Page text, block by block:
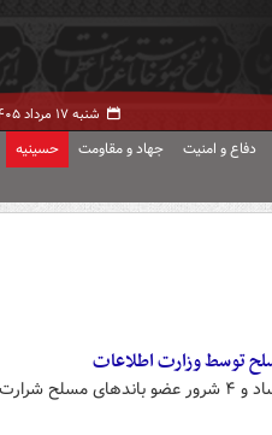
شنبه ۱۷ مرداد ۱۴۰۵ -
دفاع و امنیت جهاد و مقاومت حسینیه